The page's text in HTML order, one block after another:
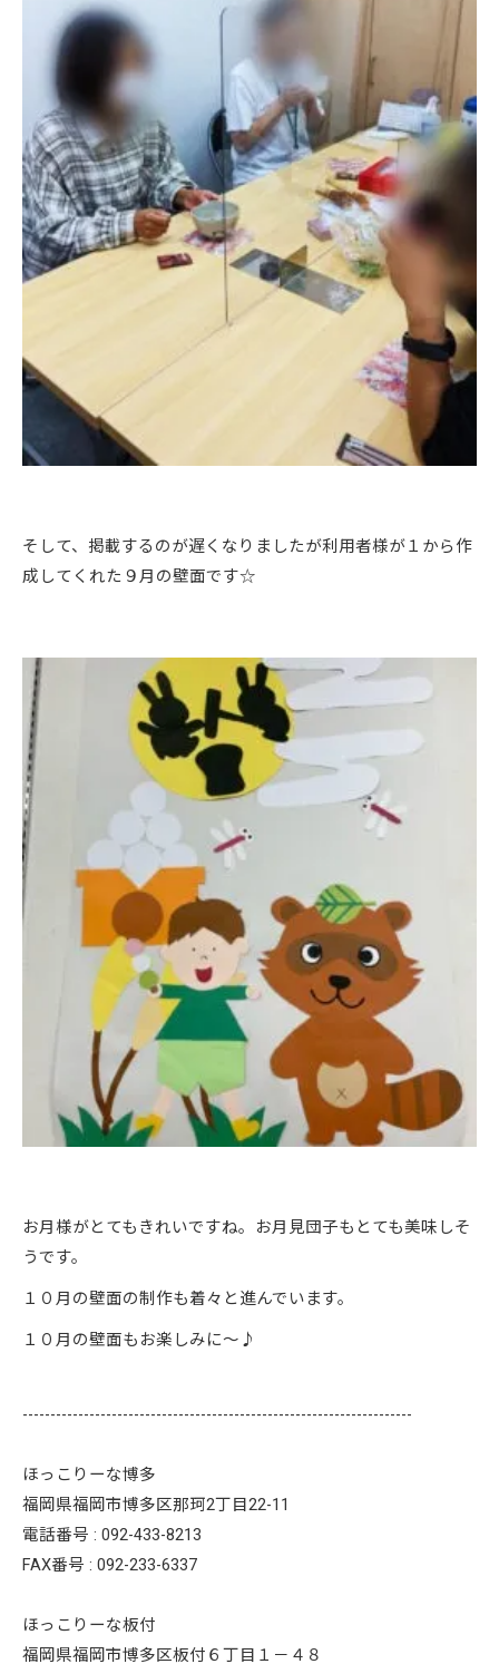
そして、掲載するのが遅くなりましたが利用者様が１から作
成してくれた９月の壁面です☆
お月様がとてもきれいですね。お月見団子もとても美味しそ
うです。
１０月の壁面の制作も着々と進んでいます。
１０月の壁面もお楽しみに～♪
----------------------------------------------------------------------
ほっこりーな博多
福岡県福岡市博多区那珂2丁目22-11
電話番号 : 092-433-8213
FAX番号 : 092-233-6337
ほっこりーな板付
福岡県福岡市博多区板付６丁目１－４８